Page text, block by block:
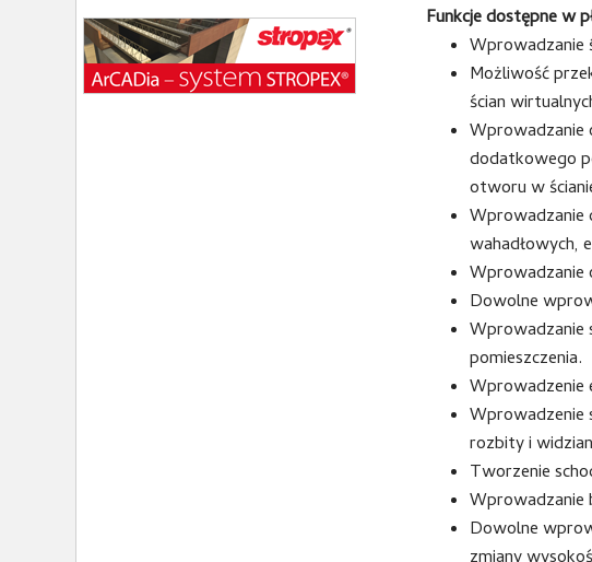
Funkcje dostępne w
Wprowadzanie
Możliwość
ścian
Wprowadzanie
dodatkowego
otworu w
Wprowadzanie
wahadłowych,
Dowolne
Wprowadzanie
pomieszczenia.
Wprowadzenie
Wprowadzenie
rozbity i
Tworzenie
Wprowadzanie
Dowolne